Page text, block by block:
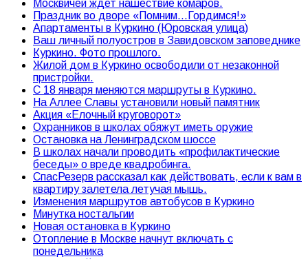
Москвичей ждет нашествие комаров.
Праздник во дворе «Помним…Гордимся!»
Апартаменты в Куркино (Юровская улица)
Ваш личный полуостров в Завидовском заповеднике
Куркино. Фото прошлого.
Жилой дом в Куркино освободили от незаконной
пристройки.
С 18 января меняются маршруты в Куркино.
На Аллее Славы установили новый памятник
Акция «Елочный круговорот»
Охранников в школах обяжут иметь оружие
Остановка на Ленинградском шоссе
В школах начали проводить «профилактические
беседы» о вреде квадробинга.
СпасРезерв рассказал как действовать, если к вам в
квартиру залетела летучая мышь.
Изменения маршрутов автобусов в Куркино
Минутка ностальгии
Новая остановка в Куркино
Отопление в Москве начнут включать с
понедельника